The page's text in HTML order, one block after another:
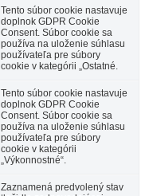
Tento súbor cookie nastavuje
doplnok GDPR Cookie
Consent. Súbor cookie sa
používa na uloženie súhlasu
používateľa pre súbory
cookie v kategórii „Ostatné.
Tento súbor cookie nastavuje
doplnok GDPR Cookie
Consent. Súbor cookie sa
používa na uloženie súhlasu
používateľa pre súbory
cookie v kategórii
„Výkonnostné“.
Zaznamená predvolený stav